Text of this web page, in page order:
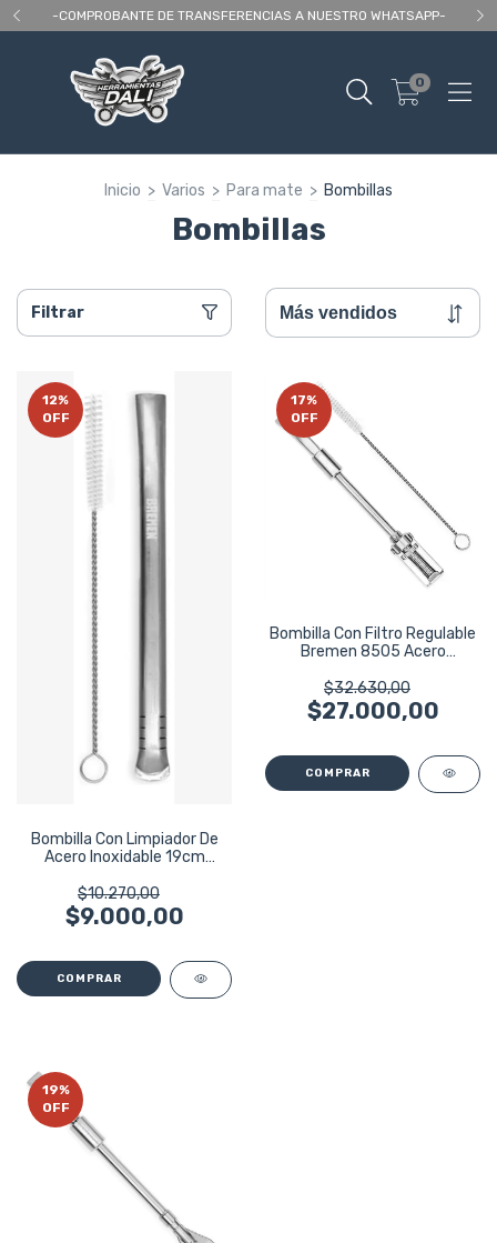
-COMPROBANTE DE TRANSFERENCIAS A NUESTRO WHATSAPP-
0
Inicio > Varios > Para mate > Bombillas
Bombillas
Filtrar
12%
OFF
Bombilla Con Limpiador De
Acero Inoxidable 19cm
$10.270,00
$9.000,00
17%
OFF
Bombilla Con Filtro Regulable
Bremen 8505 Acero
$32.630,00
$27.000,00
19%
OFF